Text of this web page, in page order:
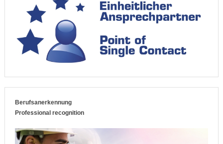
Berufsanerkennung
Professional recognition